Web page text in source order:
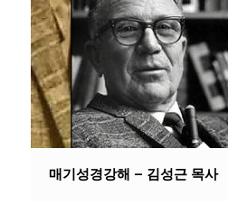
매기성경강해 – 김성근 목사